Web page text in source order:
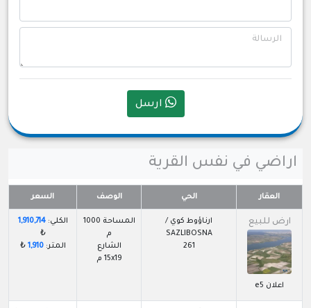
الرسالة
ارسل
اراضي في نفس القرية
العقار الحي الوصف السعر
ارض للبيع
اعلان e5
ارناؤوط كوي /
SAZLIBOSNA
261
المساحة 1000
م
الشارع
15x19 م
الكلي:1,910,714
₺
المتر:1,910
₺